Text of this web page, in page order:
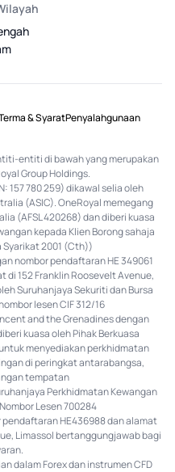
& SyaratPenyalahgunaan
entiti di bawah yang merupakan
Group Holdings.
157 780 259) dikawal selia oleh
(ASIC). OneRoyal memegang
(AFSL 420268) dan diberi kuasa
kepada Klien Borong sahaja
2001 (Cth))
nombor pendaftaran HE 349061
di 152 Franklin Roosevelt Avenue,
Suruhanjaya Sekuriti dan Bursa
lesen CIF 312/16
and the Grenadines dengan
kuasa oleh Pihak Berkuasa
menyediakan perkhidmatan
di peringkat antarabangsa,
tempatan
Perkhidmatan Kewangan
Lesen 700284
HE436988 dan alamat
Limassol bertanggungjawab bagi
dalam Forex dan instrumen CFD